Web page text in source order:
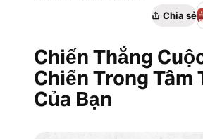
Chia sẻ
Chiến Thắng
Chiến Trong Tâm
Của Bạn